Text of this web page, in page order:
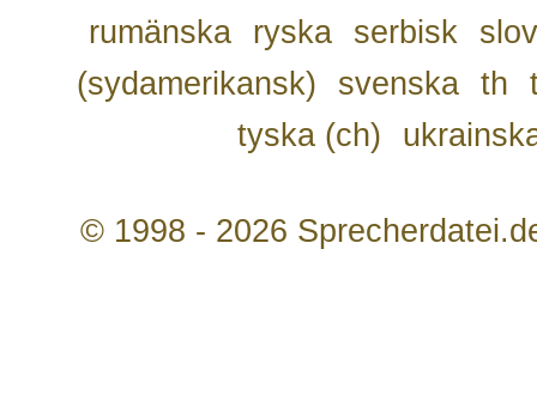
rumänska
ryska serbisk
(sydamerikansk)
svenska th
tyska (ch)
© 1998 - 2026